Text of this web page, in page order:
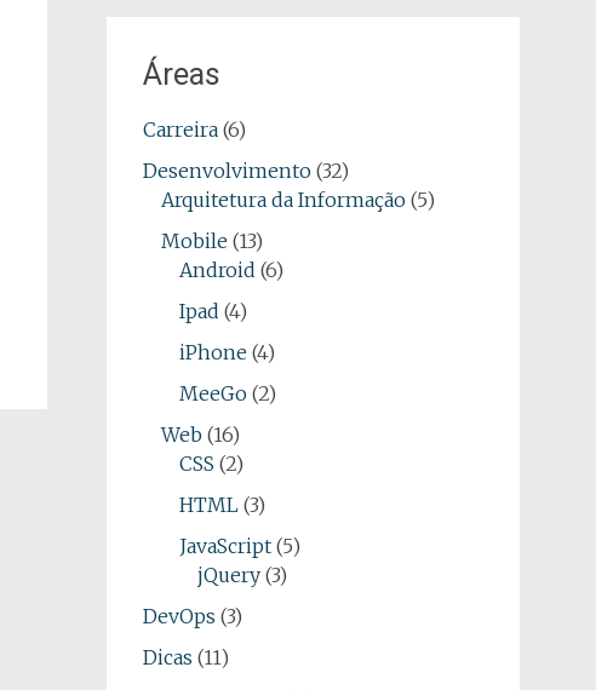
Áreas
Carreira(6)
Desenvolvimento(32)
Arquitetura da Informação(5)
Mobile (13)
Android (6)
Ipad (4)
iPhone (4)
MeeGo(2)
Web (16)
CSS (2)
HTML(3)
JavaScript(5)
jQuery(3)
DevOps (3)
Dicas (11)